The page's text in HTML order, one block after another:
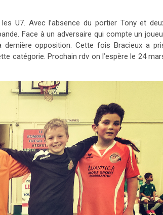
U7. Avec l’absence du portier Tony et
Face à un adversaire qui compte un
opposition. Cette fois Bracieux a
catégorie. Prochain rdv on l’espère le 24